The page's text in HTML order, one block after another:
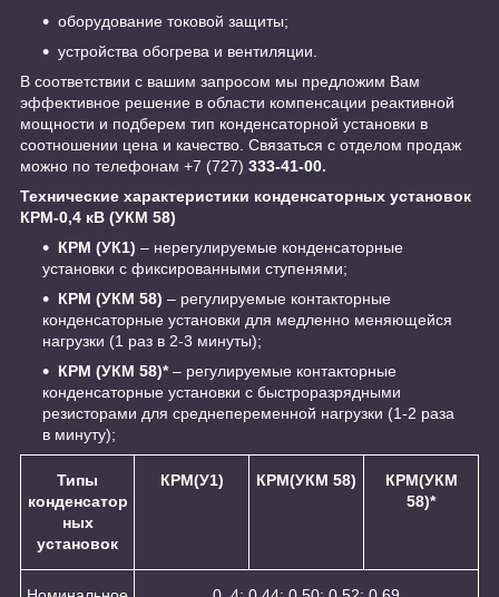
оборудование токовой защиты;
устройства обогрева и вентиляции.
В соответствии с вашим запросом мы предложим Вам
эффективное решение в области компенсации реактивной
мощности и подберем тип конденсаторной установки в
соотношении цена и качество. Связаться с отделом продаж
можно по телефонам +7 (727) 333-41-00.
Технические характеристики конденсаторных установок
КРМ-0,4 кВ (УКМ 58)
КРМ (УК1) – нерегулируемые конденсаторные
установки с фиксированными ступенями;
КРМ (УКМ 58) – регулируемые контакторные
конденсаторные установки для медленно меняющейся
нагрузки (1 раз в 2-3 минуты);
КРМ (УКМ 58)*– регулируемые контакторные
конденсаторные установки с быстроразрядными
резисторами для среднепеременной нагрузки (1-2 раза
в минуту);
Типы
конденсатор
ных
установок
КРМ(У1) КРМ(УКМ 58)
КРМ(УКМ
58)*